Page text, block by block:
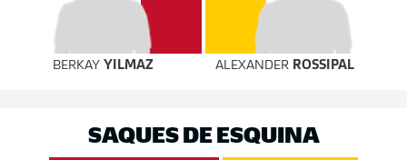
BERKAY YILMAZ ALEXANDER ROSSIPAL
SAQUES DE ESQUINA